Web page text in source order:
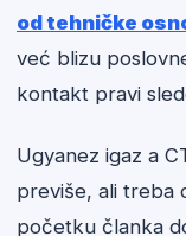
od tehničke
već blizu
kontakt pravi
Ugyanez igaz a
previše, ali treba
početku članka